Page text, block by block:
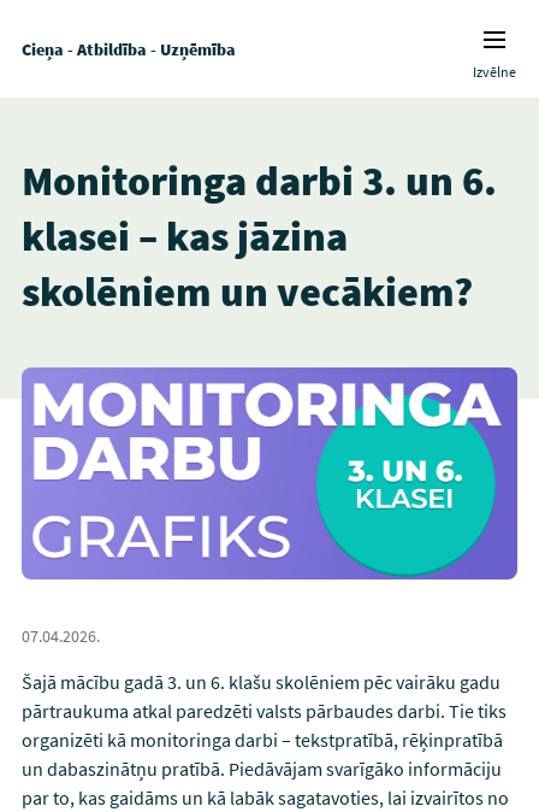
Cieņa - Atbildība - Uzņēmība
Izvēlne
Monitoringa darbi 3. un 6.
klasei – kas jāzina
skolēniem un vecākiem?
07.04.2026.
Šajā mācību gadā 3. un 6. klašu skolēniem pēc vairāku gadu
pārtraukuma atkal paredzēti valsts pārbaudes darbi. Tie tiks
organizēti kā monitoringa darbi – tekstpratībā, rēķinpratībā
un dabaszinātņu pratībā. Piedāvājam svarīgāko informāciju
par to, kas gaidāms un kā labāk sagatavoties, lai izvairītos no